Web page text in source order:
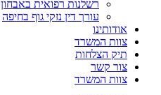
רשלנות רפואית באבחון
עורך דין נזקי גוף בחיפה
אודותינו
צוות המשרד
תיק הצלחות
צור קשר
צוות המשרד